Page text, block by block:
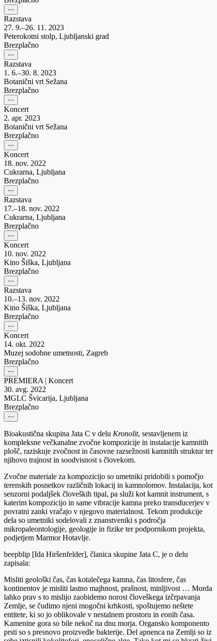
⋯
Razstava
27. 9.–26. 11. 2023
Peterokotni stolp, Ljubljanski grad
Brezplačno
⋯
Razstava
1. 6.–30. 8. 2023
Botanični vrt Sežana
Brezplačno
⋯
Koncert
2. apr. 2023
Botanični vrt Sežana
Brezplačno
⋯
Koncert
18. nov. 2022
Cukrarna, Ljubljana
Brezplačno
⋯
Razstava
17.–18. nov. 2022
Cukrarna, Ljubljana
Brezplačno
⋯
Koncert
10. nov. 2022
Kino Šiška, Ljubljana
Brezplačno
⋯
Razstava
10.–13. nov. 2022
Kino Šiška, Ljubljana
Brezplačno
⋯
Koncert
14. okt. 2022
Muzej sodobne umetnosti, Zagreb
Brezplačno
⋯
PREMIERA | Koncert
30. avg. 2022
MGLC Švicarija, Ljubljana
Brezplačno
⋯
Bioakustična skupina Jata C v delu Kronolit, sestavljenem iz
kompleksne večkanalne zvočne kompozicije in instalacije kamnitih
plošč, raziskuje zvočnost in časovne razsežnosti kamnitih struktur ter
njihovo trajnost in soodvisnost s človekom.
Zvočne materiale za kompozicijo so umetniki pridobili s pomočjo
terenskih posnetkov različnih lokacij in kamnolomov. Instalacija, kot
senzorni podaljšek človeških tipal, pa služi kot kamnit instrument, s
katerim kompozicijo in same vibracije kamna preko transducerjev v
povratni zanki vračajo v njegovo materialnost. Tekom produkcije
dela so umetniki sodelovali z znanstveniki s področja
mikropaleontologije, geologije in fizike ter podpornikom projekta,
podjetjem Marmor Hotavlje.
beepblip [Ida Hiršenfelder], članica skupine Jata C, je o delu
zapisala:
Misliti geološki čas, čas kotalečega kamna, čas litosfere, čas
kontinentov je misliti lastno majhnost, prašnost, minljivost … Morda
lahko prav s to mislijo zaobidemo norost človeškega izčrpavanja
Zemlje, se čudimo njeni mogočni krhkosti, spoštujemo neštete
entitete, ki so jo oblikovale v nestalnem prostoru in eonih časa.
Kamenine gora so bile nekoč na dnu morja. Organsko komponento
prsti so s presnovo proizvedle bakterije. Del apnenca na Zemlji so iz